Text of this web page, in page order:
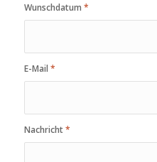
Wunschdatum *
E-Mail *
Nachricht*